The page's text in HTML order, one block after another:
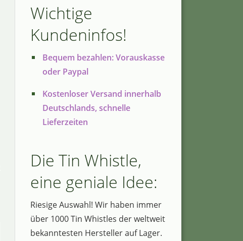
Wichtige
Kundeninfos!
Bequem bezahlen: Vorauskasse
oder Paypal
Kostenloser Versand innerhalb
Deutschlands, schnelle
Lieferzeiten
Die Tin Whistle,
eine geniale Idee:
Riesige Auswahl! Wir haben immer
über 1000 Tin Whistles der weltweit
bekanntesten Hersteller auf Lager.